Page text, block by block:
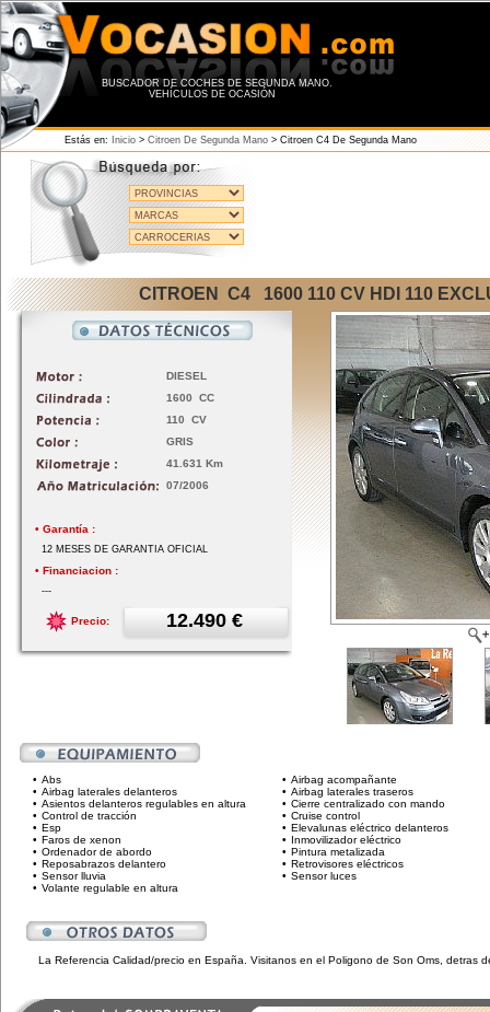
BUSCADOR DE COCHES DE SEGUNDA MANO.
VEHÍCULOS DE OCASIÓN
Estás en: Inicio > Citroen De Segunda Mano > Citroen C4 De Segunda Mano
CITROEN C4 1600 110 CV HDI 110
DIESEL
1600 CC
110 CV
GRIS
41.631 Km
07/2006
• Garantía :
12 MESES DE GARANTIA OFICIAL
• Financiacion :
---
Precio: 12.490 €
• Abs • Airbag acompañante
• Airbag laterales delanteros • Airbag laterales traseros
• Asientos delanteros regulables en altura • Cierre centralizado con mando
• Control de tracción • Cruise control
• Esp • Elevalunas eléctrico delanteros
• Faros de xenon • Inmovilizador eléctrico
• Ordenador de abordo • Pintura metalizada
• Reposabrazos delantero • Retrovisores eléctricos
• Sensor lluvia • Sensor luces
• Volante regulable en altura
La Referencia Calidad/precio en España. Visitanos en el Poligono de Son Oms, detras